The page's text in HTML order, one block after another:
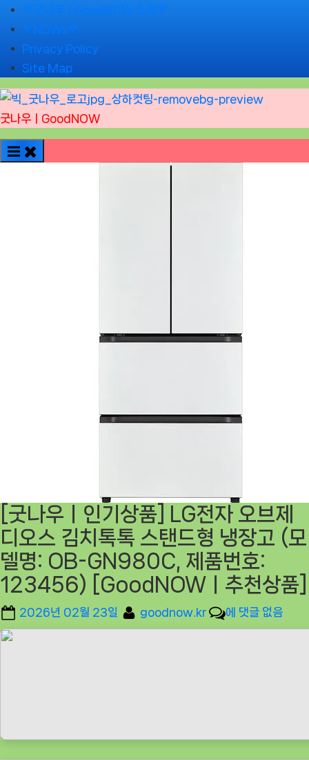
Skip
to
content
🌹굿나우ㅣGoodNOW 소개🌹
🌹NOWs🌹
Privacy Policy
Site Map
굿나우ㅣGoodNOW
[굿나우ㅣ인기상품] LG전자 오브제
디오스 김치톡톡 스탠드형 냉장고 (모
델명: OB-GN980C, 제품번호:
123456) [GoodNOWㅣ추천상품]
Posted
on
2026년 02월 23일 By
goodnow.kr
[굿
나
에 댓글 없음